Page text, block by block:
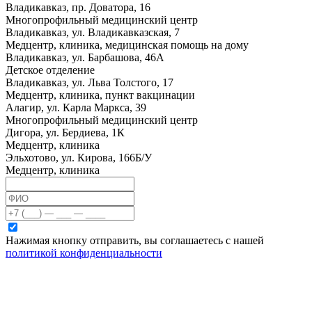
Владикавказ, пр. Доватора, 16
Многопрофильный медицинский центр
Владикавказ, ул. Владикавказская, 7
Медцентр, клиника, медицинская помощь на дому
Владикавказ, ул. Барбашова, 46А
Детское отделение
Владикавказ, ул. Льва Толстого, 17
Медцентр, клиника, пункт вакцинации
Алагир, ул. Карла Маркса, 39
Многопрофильный медицинский центр
Дигора, ул. Бердиева, 1К
Медцентр, клиника
Эльхотово, ул. Кирова, 166Б/У
Медцентр, клиника
Нажимая кнопку отправить, вы соглашаетесь с нашей
политикой конфиденциальности